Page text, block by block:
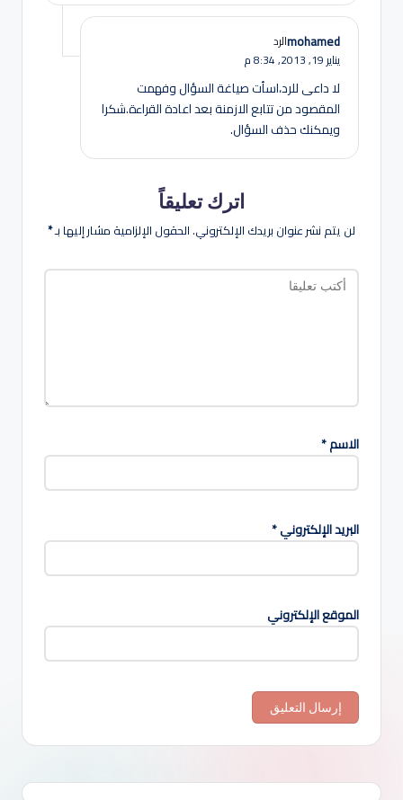
mohamedالرد
يناير 19, 2013,
8:34 م
لا داعى للرد،اسأت صياغة السؤال وفهمت
المقصود من تتابع الازمنة بعد اعادة القراءة.شكرا
ويمكنك حذف السؤال.
اترك تعليقاً
لن يتم نشر عنوان بريدك الإلكتروني.الحقول الإلزامية مشار إليها بـ*
الاسم*
البريد الإلكتروني*
الموقع الإلكتروني